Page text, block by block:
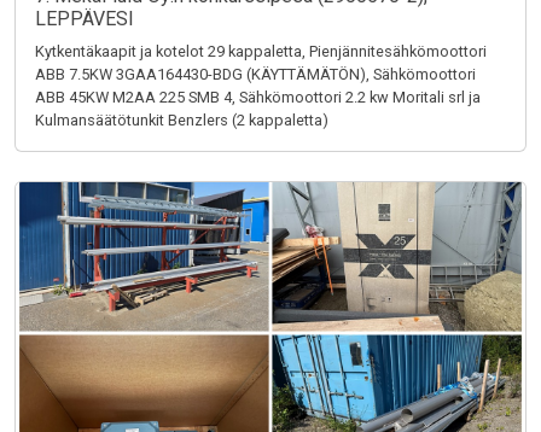
LEPPÄVESI
Kytkentäkaapit ja kotelot 29 kappaletta, Pienjännitesähkömoottori
ABB 7.5KW 3GAA164430-BDG (KÄYTTÄMÄTÖN), Sähkömoottori
ABB 45KW M2AA 225 SMB 4, Sähkömoottori 2.2 kw Moritali srl ja
Kulmansäätötunkit Benzlers (2 kappaletta)